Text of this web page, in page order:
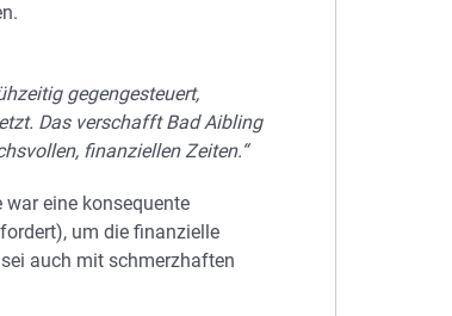
gegengesteuert,
Das verschafft Bad Aibling
finanziellen Zeiten.“
eine konsequente
um die finanzielle
auch mit schmerzhaften